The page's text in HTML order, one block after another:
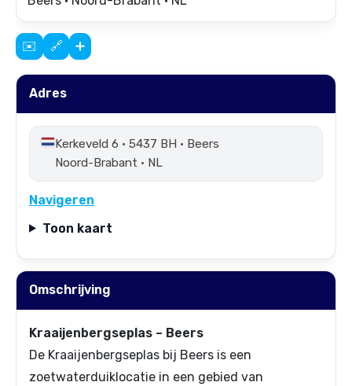
✉️ 🔗 ➕
Adres
Kerkeveld 6 • 5437 BH • Beers
Noord-Brabant • NL
Navigeren
Toon kaart
Omschrijving
Kraaijenbergseplas – Beers
De Kraaijenbergseplas bij Beers is een
zoetwaterduiklocatie in een gebied van